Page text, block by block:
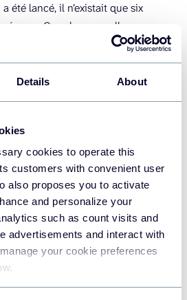
Details About
cookies to operate this
customers with convenient user
also proposes you to activate
and personalize your
such as count visits and
advertisements and interact with
your cookie preferences
été lancé, il n’existait que six
sur Google auxquelles vous
Mais beaucoup de choses ont
d’extraire des données à partir
Twitter, HubSpot, etc. Mais
sont pas gratuits. Il en existe
Twitter, HubSpot, etc. But
Currently, there are more than